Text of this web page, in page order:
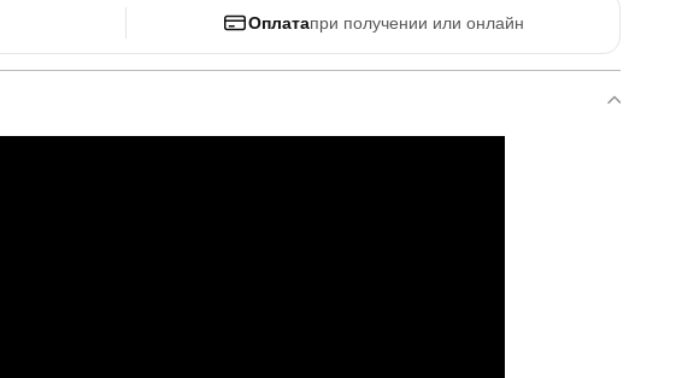
Оплатапри получении или онлайн